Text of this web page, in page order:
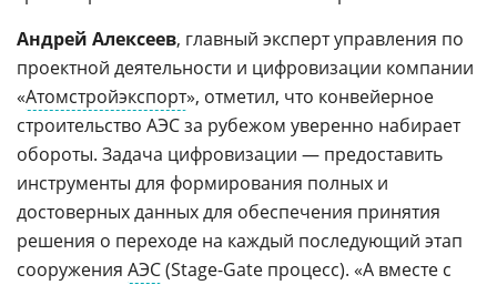
Андрей Алексеев, главный эксперт управления по
проектной деятельности и цифровизации компании
«Атомстройэкспорт», отметил, что конвейерное
строительство АЭС за рубежом уверенно набирает
обороты. Задача цифровизации — предоставить
инструменты для формирования полных и
достоверных данных для обеспечения принятия
решения о переходе на каждый последующий этап
сооружения АЭС(Stage-Gate процесс). «А вместе с